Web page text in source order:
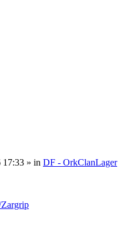
17:33 » in DF - OrkClanLager